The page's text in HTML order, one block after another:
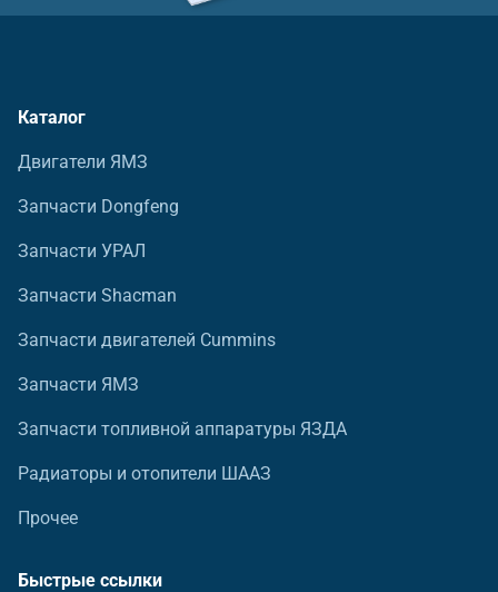
Каталог
Двигатели ЯМЗ
Запчасти Dongfeng
Запчасти УРАЛ
Запчасти Shacman
Запчасти двигателей Cummins
Запчасти ЯМЗ
Запчасти топливной аппаратуры ЯЗДА
Радиаторы и отопители ШААЗ
Прочее
Быстрые ссылки